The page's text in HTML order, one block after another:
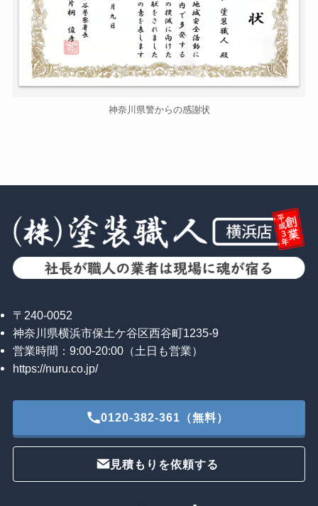
神奈川県警からの感謝状
〒240-0052
神奈川県横浜市保土ケ谷区西谷町1235-9
営業時間：9:00-20:00（土日も営業）
https://nuru.co.jp/
0120-382-361（無料）
見積もりを依頼する